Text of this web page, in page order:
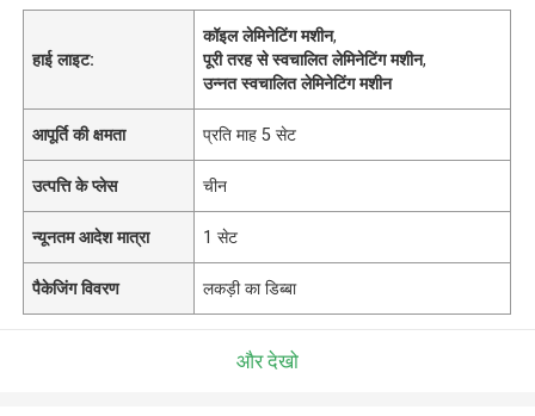
हाई लाइट:
कॉइल लेमिनेटिंग मशीन,
पूरी तरह से स्वचालित लेमिनेटिंग मशीन,
उन्नत स्वचालित लेमिनेटिंग मशीन
आपूर्ति की क्षमता प्रति माह 5 सेट
उत्पत्ति के प्लेस चीन
न्यूनतम आदेश मात्रा 1 सेट
पैकेजिंग विवरण लकड़ी का डिब्बा
और देखो